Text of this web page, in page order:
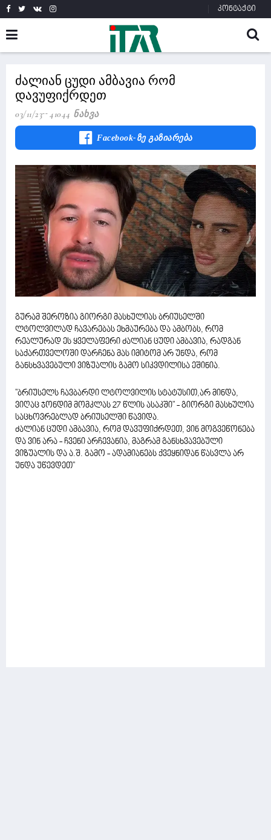
კონტაქტი
ძალიან ცუდი ამბავია რომ
დავუფიქრდეთ
03/11/23 41044 Ნახვა
Facebook-Ზე Გაზიარება
გურამ შეროზია გიორგი მასხულიას ბრიუსელში
ლტოლვილად ჩავარებას ეხმაურება და ამბობს, რომ
რეალურად ეს ყველაფერი ძალიან ცუდი ამბავია, რადგან
საქართველოში დარჩენა მას იმიტომ არ უნდა, რომ
განსხვავებული ვიზუალის გამო სიკვდილისა ეშინია.
''ბრიუსელს ჩავბარდი ლტოლვილის სტატუსით,არ მინდა,
ვიღაც ჯონდიმ მომკლას 27 წლის ასაკში" - გიორგი მასხულია
საცხოვრებლად ბრიუსელში წავიდა.
ძალიან ცუდი ამბავია, რომ დავუფიქრდეთ, ვინ მოგვეწონება
და ვინ არა - ჩვენი არჩევანია, მაგრამ განსხვავებული
ვიზუალის და ა.შ. გამო - ადამიანებს ქვეყნიდან წასვლა არ
უნდა უწევდეთ''